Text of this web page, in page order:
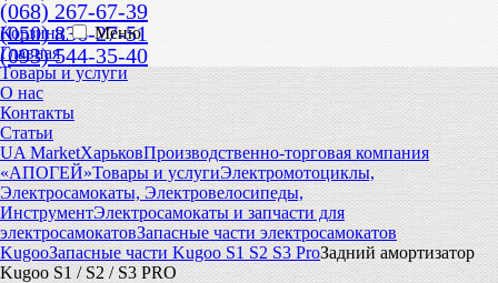
(068) 267-67-39
(050) 836-27-51
(093) 544-35-40
Корзина
Меню
Главная
Товары и услуги
О нас
Контакты
Статьи
UA MarketХарьковПроизводственно-торговая компания
«АПОГЕЙ»Товары и услугиЭлектромотоциклы,
Электросамокаты, Электровелосипеды,
ИнструментЭлектросамокаты и запчасти для
электросамокатовЗапасные части электросамокатов
KugooЗапасные части Kugoo S1 S2 S3 ProЗадний амортизатор
Kugoo S1 / S2 / S3 PRO